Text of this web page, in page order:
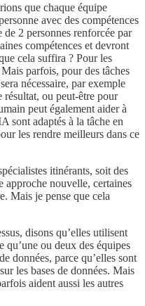
que chaque équipe
avec des compétences
de 2 personnes renforcée par
compétences et devront
cela suffira ? Pour les
parfois, pour des tâches
nécessaire, par exemple
ou peut-être pour
peut également aider à
sont adaptés à la tâche en
les rendre meilleurs dans ce
itinérants, soit des
approche nouvelle, certaines
Mais je pense que cela
disons qu’elles utilisent
qu’une ou deux des équipes
données, parce qu’elles sont
les bases de données. Mais
aident aussi les autres